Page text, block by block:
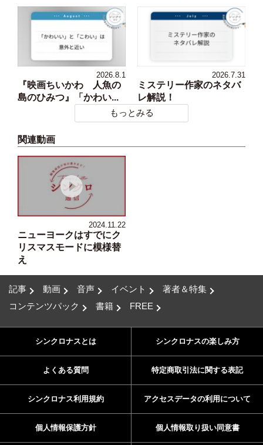
2026.8.1
『映画ちいかわ 人魚の
島のひみつ』「かわい...
2026.7.31
ミステリー作家のネタバ
レ解説！
もっとみる
関連動画
2024.11.22
ニューヨークはすでにク
リスマスモードに模様替
え
記事 動画 音声 イベント
著者＆特集
コンテンツパック
書籍 FREE
シンクロナスとは シンクロナスの楽しみ方
よくある質問 特定商取引法に関する表記
シンクロナス利用規約 アクセスデータの利用について
個人情報保護方針 個人情報取り扱い同意書